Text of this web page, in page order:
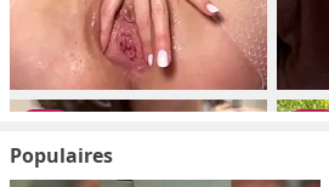
Populaires